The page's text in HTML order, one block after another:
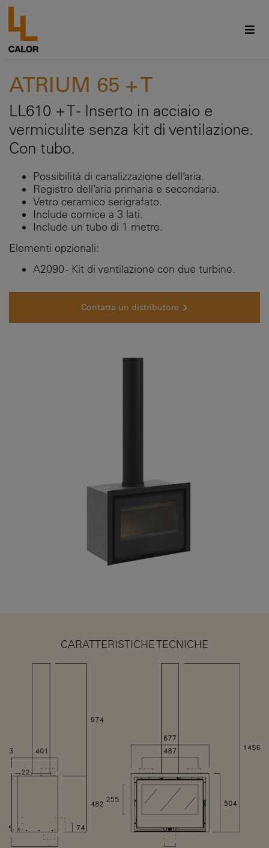
ATRIUM 65 + T
LL610 + T - Inserto in acciaio e
vermiculite senza kit di ventilazione.
Con tubo.
Possibilità di canalizzazione dell’aria.
Registro dell’aria primaria e secondaria.
Vetro ceramico serigrafato.
Include cornice a 3 lati.
Include un tubo di 1 metro.
Elementi opzionali:
A2090 - Kit di ventilazione con due turbine.
Contatta un distributore
CARATTERISTICHE TECNICHE